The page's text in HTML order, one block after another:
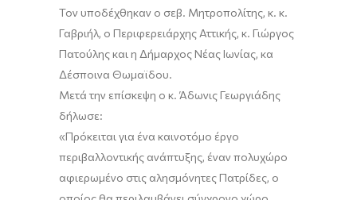
Τον υποδέχθηκαν ο σεβ. Μητροπολίτης, κ. κ.
Γαβριήλ, ο Περιφερειάρχης Αττικής, κ. Γιώργος
Πατούληςκαι η Δήμαρχος Νέας Ιωνίας, κα
Δέσποινα Θωμαϊδου.
Μετά την επίσκεψη ο κ. Άδωνις Γεωργιάδης
δήλωσε:
«Πρόκειται για ένα καινοτόμο έργο
περιβαλλοντικής ανάπτυξης, έναν πολυχώρο
αφιερωμένο στις αλησμόνητεςΠατρίδες, ο